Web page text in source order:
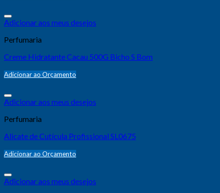
Adicionar aos meus desejos
Perfumaria
Creme Hidratante Cacau 500G Bicho S Bom
Adicionar ao Orçamento
Adicionar aos meus desejos
Perfumaria
Alicate de Cutícula Profissional SL0675
Adicionar ao Orçamento
Adicionar aos meus desejos